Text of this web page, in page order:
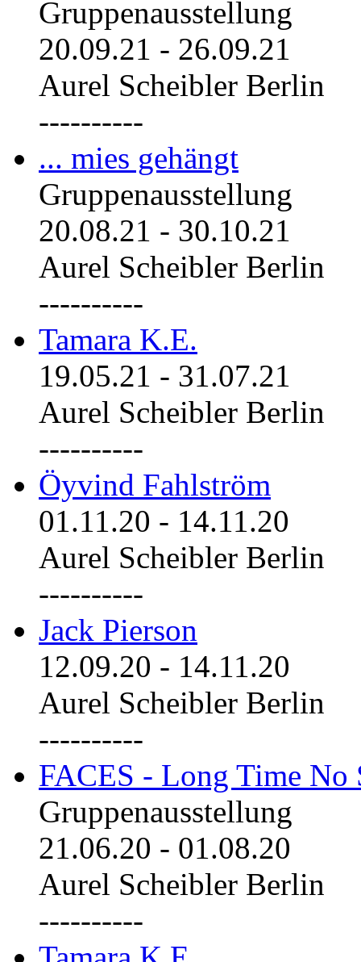
Gruppenausstellung
20.09.21 - 26.09.21
Aurel Scheibler Berlin
----------
... mies gehängt
Gruppenausstellung
20.08.21 - 30.10.21
Aurel Scheibler Berlin
----------
Tamara K.E.
19.05.21 - 31.07.21
Aurel Scheibler Berlin
----------
Öyvind Fahlström
01.11.20 - 14.11.20
Aurel Scheibler Berlin
----------
Jack Pierson
12.09.20 - 14.11.20
Aurel Scheibler Berlin
----------
FACES - Long Time No
Gruppenausstellung
21.06.20 - 01.08.20
Aurel Scheibler Berlin
----------